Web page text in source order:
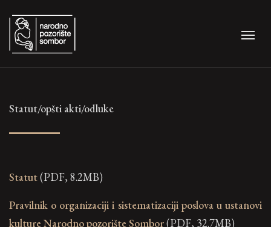
Statut/opšti akti/odluke
Statut(PDF, 8.2MB)
Pravilnik o organizaciji i sistematizaciji poslova u ustanovi
kulture Narodno pozorište Sombor(PDF, 32.7MB)